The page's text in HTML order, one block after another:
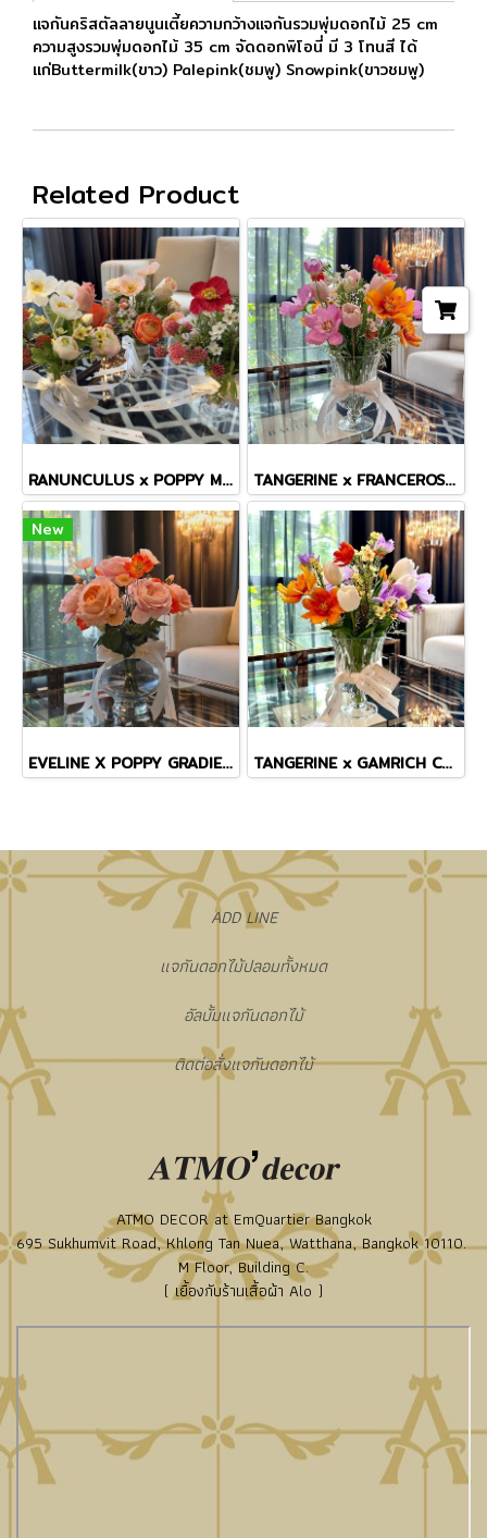
แจกันคริสตัลลายนูนเตี้ยความกว้างแจกันรวมพุ่มดอกไม้ 25 cm
ความสูงรวมพุ่มดอกไม้ 35 cm จัดดอกพิโอนี่ มี 3 โทนสี ได้
เเก่Buttermilk(ขาว) Palepink(ชมพู) Snowpink(ขาวชมพู)
Related Product
RANUNCULUS x POPPY MINI VASE TANGERINE x FRANCEROSE COSMOS TINY MASTERPIECE VASE
New
EVELINE X POPPY GRADIENT VASE TANGERINE x GAMRICH COSMOS TINY MASTERPIECE VASE
​ADD LINE
แจกันดอกไม้ปลอมทั้งหมด
อัลบั้มแจกันดอกไม้
ติดต่อสั่งแจกันดอกไม้
ATMO DECOR at EmQuartier Bangkok
695 Sukhumvit Road, Khlong Tan Nuea, Watthana, Bangkok 10110.
M Floor, Building C.
( เยื้องกับร้านเสื้อผ้า Alo )